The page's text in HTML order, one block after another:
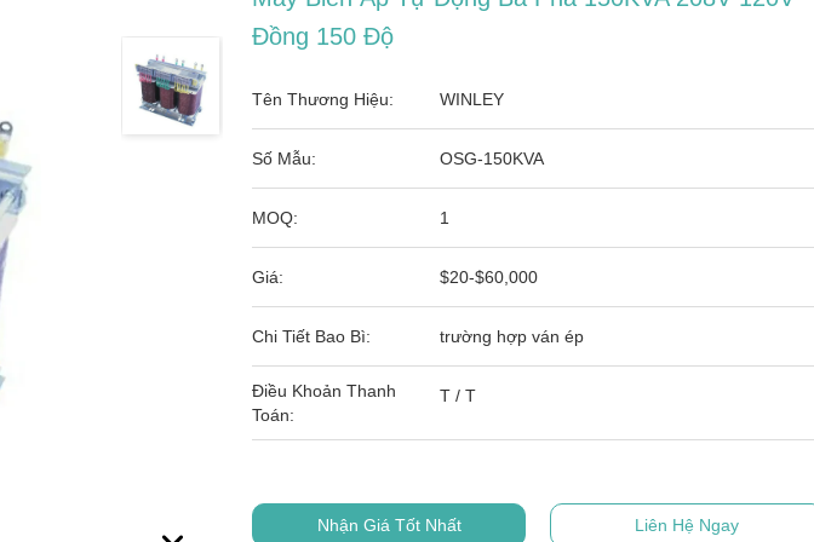
Đồng 150 Độ
Tên Thương Hiệu: WINLEY
Số Mẫu: OSG-150KVA
MOQ: 1
Giá: $20-$60,000
Chi Tiết Bao Bì: trường hợp ván ép
Điều Khoản Thanh
Toán:
T / T
Nhận Giá Tốt Nhất Liên Hệ Ngay